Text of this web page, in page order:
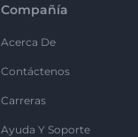
Compañía
Acerca De
Contáctenos
Carreras
Ayuda Y Soporte